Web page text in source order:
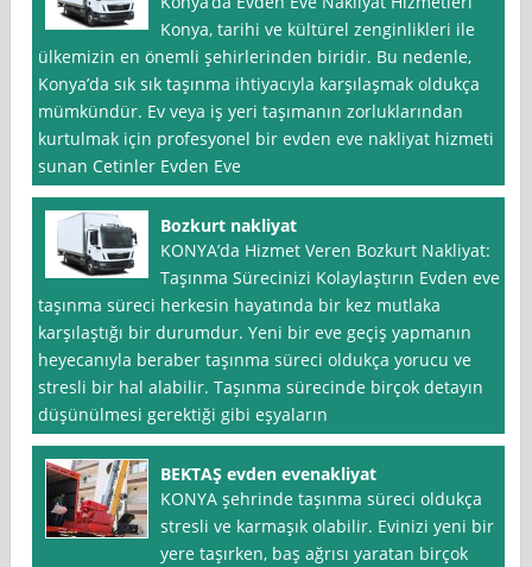
Konya, tarihi ve kültürel zenginlikleri ile
ülkemizin en önemli şehirlerinden biridir. Bu nedenle,
Konya’da sık sık taşınma ihtiyacıyla karşılaşmak oldukça
mümkündür. Ev veya iş yeri taşımanın zorluklarından
kurtulmak için profesyonel bir evden eve nakliyat hizmeti
sunan Cetinler Evden Eve
Bozkurt nakliyat
KONYA’da Hizmet Veren Bozkurt Nakliyat:
Taşınma Sürecinizi Kolaylaştırın Evden eve
taşınma süreci herkesin hayatında bir kez mutlaka
karşılaştığı bir durumdur. Yeni bir eve geçiş yapmanın
heyecanıyla beraber taşınma süreci oldukça yorucu ve
stresli bir hal alabilir. Taşınma sürecinde birçok detayın
düşünülmesi gerektiği gibi eşyaların
BEKTAŞ evden evenakliyat
KONYA şehrinde taşınma süreci oldukça
stresli ve karmaşık olabilir. Evinizi yeni bir
yere taşırken, baş ağrısı yaratan birçok